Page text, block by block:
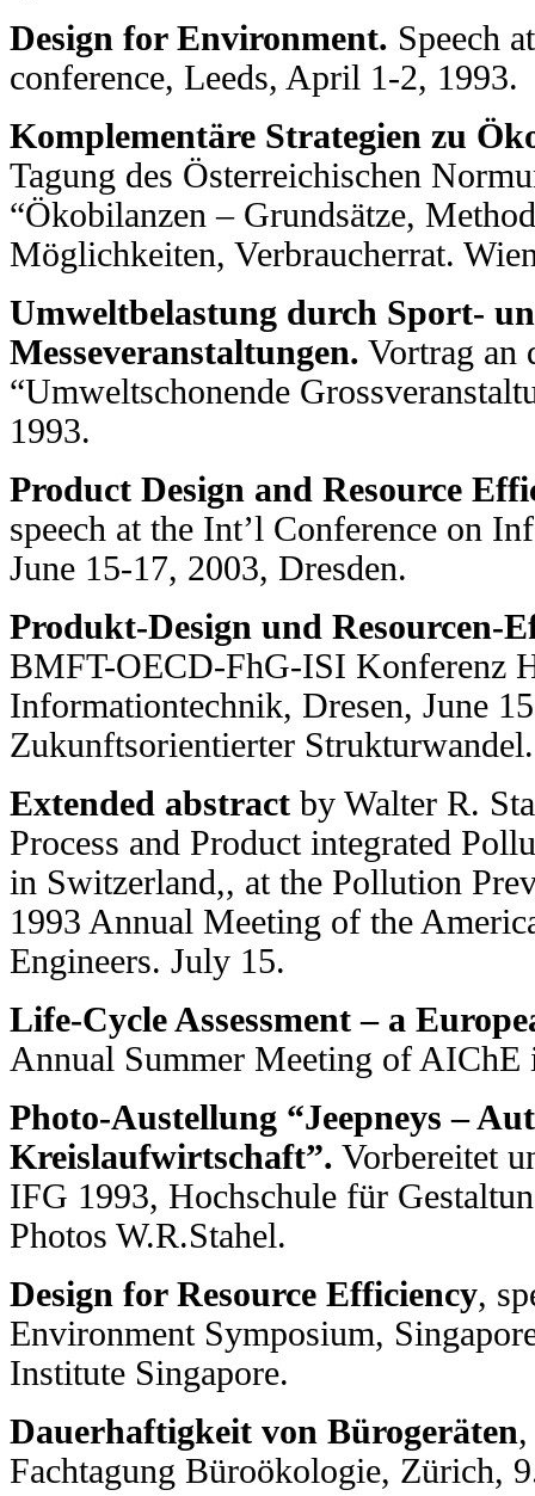
Design for Environment. Speech
conference, Leeds, April 1-2, 1993.
Komplementäre Strategien zu
Tagung des Österreichischen
“Ökobilanzen – Grundsätze,
Möglichkeiten, Verbraucherrat.
Umweltbelastung durch Sport-
Messeveranstaltungen. Vortrag an
“Umweltschonende
1993.
Product Design and Resource
speech at the Int’l Conference on
June 15-17, 2003, Dresden.
Produkt-Design und Resourcen-
BMFT-OECD-FhG-ISI Konferenz
Informationtechnik, Dresen, June
Zukunftsorientierter Strukturwandel.
Extended abstract by Walter R.
Process and Product integrated
in Switzerland,, at the Pollution
1993 Annual Meeting of the
Engineers. July 15.
Life-Cycle Assessment – a
Annual Summer Meeting of AIChE
Photo-Austellung “Jeepneys –
Kreislaufwirtschaft”. Vorbereitet
IFG 1993, Hochschule für
Photos W.R.Stahel.
Design for Resource Efficiency,
Environment Symposium,
Institute Singapore.
Dauerhaftigkeit von Bürogeräten
Fachtagung Büroökologie, Zürich,